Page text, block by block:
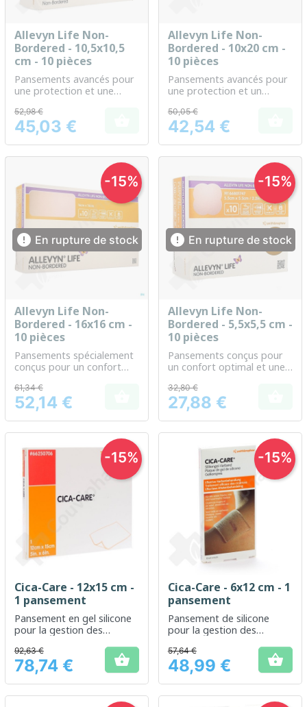
Allevyn Life Non-
Bordered - 10,5x10,5
cm - 10 pièces
Pansements avancés pour
une protection et une
plaies
Prix
52,98 €
45,03 €
Allevyn Life Non-
Bordered - 10x20 cm -
10 pièces
Pansements avancés pour
une protection et un
Prix
50,05 €
42,54 €
 En rupture de stock
Allevyn Life Non-
Bordered - 16x16 cm -
10 pièces
Pansements spécialement
conçus pour un confort
protection optimale des
plaies
Prix
61,34 €
52,14 €
-15%
 En rupture de stock
Allevyn Life Non-
Bordered - 5,5x5,5 cm -
10 pièces
Pansements conçus pour
un confort optimal et une
plaies
Prix
32,80 €
27,88 €
-15%
Cica-Care - 12x15 cm -
1 pansement
Pansement en gel silicone
pour la gestion des
Prix
92,63 €
78,74 € 
-15%
Cica-Care - 6x12 cm - 1
pansement
Pansement de silicone
pour la gestion des
de leur apparence.
Prix
57,64 €
48,99 € 
-15%